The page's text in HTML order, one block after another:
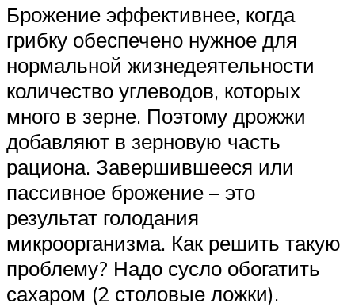
Брожение эффективнее, когда
грибку обеспечено нужное для
нормальной жизнедеятельности
количество углеводов, которых
много в зерне. Поэтому дрожжи
добавляют в зерновую часть
рациона. Завершившееся или
пассивное брожение – это
результат голодания
микроорганизма. Как решить такую
проблему? Надо сусло обогатить
сахаром (2 столовые ложки).